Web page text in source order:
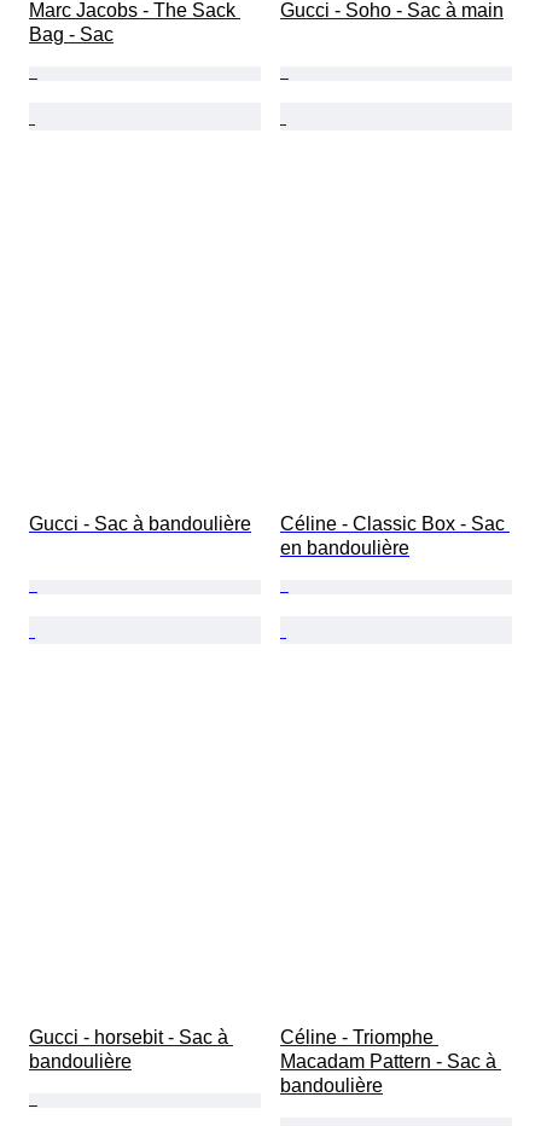
Marc Jacobs - The Sack
Bag - Sac
Gucci - Soho - Sac à main
Gucci - Sac à bandoulière
Céline - Classic Box - Sac
en bandoulière
Gucci - horsebit - Sac à
bandoulière
Céline - Triomphe
Macadam Pattern - Sac à
bandoulière